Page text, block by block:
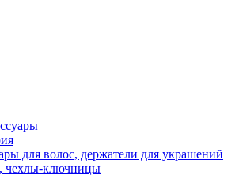
для волос, держатели для украшений
чехлы-ключницы